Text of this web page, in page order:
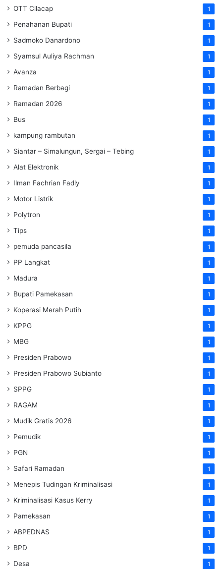
OTT Cilacap 1
Penahanan Bupati 1
Sadmoko Danardono 1
Syamsul Auliya Rachman 1
Avanza 1
Ramadan Berbagi 1
Ramadan 2026 1
Bus 1
kampung rambutan 1
Siantar – Simalungun, Sergai – Tebing 1
Alat Elektronik 1
Ilman Fachrian Fadly 1
Motor Listrik 1
Polytron 1
Tips 1
pemuda pancasila 1
PP Langkat 1
Madura 1
Bupati Pamekasan 1
Koperasi Merah Putih 1
KPPG 1
MBG 1
Presiden Prabowo 1
Presiden Prabowo Subianto 1
SPPG 1
RAGAM 1
Mudik Gratis 2026 1
Pemudik 1
PGN 1
Safari Ramadan 1
Menepis Tudingan Kriminalisasi 1
Kriminalisasi Kasus Kerry 1
Pamekasan 1
ABPEDNAS 1
BPD 1
Desa 1